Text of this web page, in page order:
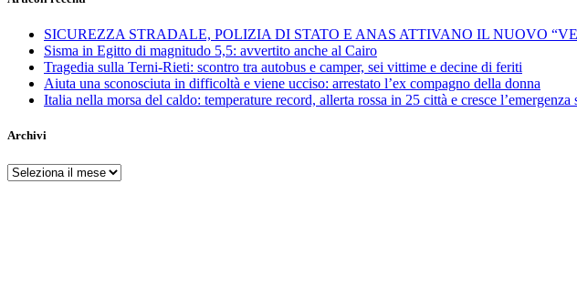
SICUREZZA STRADALE, POLIZIA DI STATO E ANAS ATTIVANO IL NUOVO
Sisma in Egitto di magnitudo 5,5: avvertito anche al Cairo
Tragedia sulla Terni-Rieti: scontro tra autobus e camper, sei vittime e decine di feriti
Aiuta una sconosciuta in difficoltà e viene ucciso: arrestato l’ex compagno della donna
Italia nella morsa del caldo: temperature record, allerta rossa in 25 città e cresce l’emergenza
Archivi
Archivi